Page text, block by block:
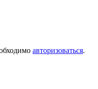
авторизоваться.